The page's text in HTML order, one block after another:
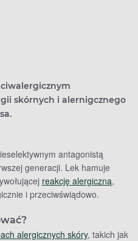
skórnych i alernigcznego
antagonistą
generacji. Lek hamuje
reakcję alergiczną,
i przeciwświądowo.
alergicznych skóry, takich jak